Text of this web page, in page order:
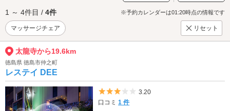
1 ～ 4件目 / 4件 ※予約カレンダーは01:20時点の情報です
マッサージチェア リセット
太龍寺から19.6km
徳島県 徳島市仲之町
レステイ DEE
5つ星のうち3
3.20
口コミ1 件